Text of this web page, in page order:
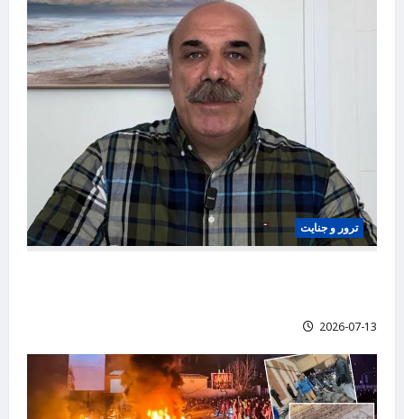
ترور و جنایت
2026-07-13